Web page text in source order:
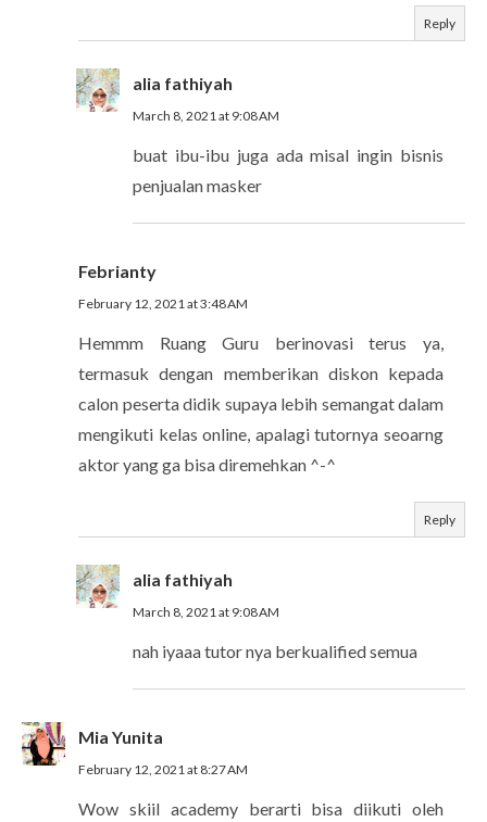
Reply
alia fathiyah
March 8, 2021 at 9:08 AM
buat ibu-ibu juga ada misal ingin bisnis
penjualan masker
Febrianty
February 12, 2021 at 3:48 AM
Hemmm Ruang Guru berinovasi terus ya,
termasuk dengan memberikan diskon kepada
calon peserta didik supaya lebih semangat dalam
mengikuti kelas online, apalagi tutornya seoarng
aktor yang ga bisa diremehkan ^-^
Reply
alia fathiyah
March 8, 2021 at 9:08 AM
nah iyaaa tutor nya berkualified semua
Mia Yunita
February 12, 2021 at 8:27 AM
Wow skiil academy berarti bisa diikuti oleh